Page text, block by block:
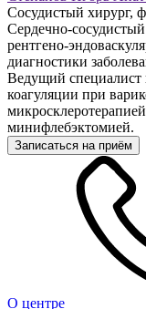
Сосудистый хирург,
Сердечно-
рентгено-
диагностики
Ведущий специалист
коагуляции при
минифлебэктомией.
Записаться на приём
О центре